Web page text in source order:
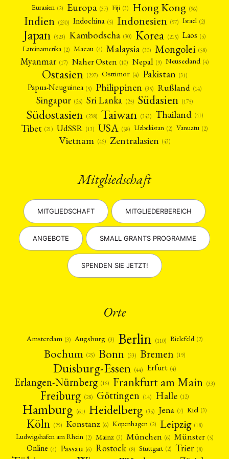
MITGLIEDERBEREICH KONTAKT SPENDEN SIE JETZT!
ENGLISH
Eurasien (2) Europa (37) Fiji (3) Hong Kong (96)
Indien (230) Indochina (5) Indonesien (97) Israel (2)
Japan (523) Kambodscha (30) Korea (215) Laos (5)
Lateinamerika (2) Macau (4) Malaysia (30) Mongolei (58)
Myanmar (17) Naher Osten (10) Nepal (9) Neuseeland (4)
Ostasien (297) Osttimor (4) Pakistan (31)
Papua-Neuguinea (5) Philippinen (35) Rußland (14)
Singapur (25) Sri Lanka (25) Südasien (175)
Südostasien (238) Taiwan (343) Thailand (41)
Tibet (21) UdSSR (13) USA (58) Uzbekistan (2) Vanuatu (2)
Vietnam (46) Zentralasien (43)
Mitgliedschaft
MITGLIEDSCHAFT MITGLIEDERBEREICH
ANGEBOTE SMALL GRANTS PROGRAMME
SPENDEN SIE JETZT!
Orte
Amsterdam (3) Augsburg (3) Berlin (110) Bielefeld (2)
Bochum (25) Bonn (33) Bremen (19)
Duisburg-Essen (44) Erfurt (4)
Erlangen-Nürnberg (16) Frankfurt am Main (33)
Freiburg (28) Göttingen (14) Halle (12)
Hamburg (61) Heidelberg (35) Jena (7) Kiel (3)
Köln (29) Konstanz (6) Kopenhagen (2) Leipzig (18)
Ludwigshafen am Rhein (2) Mainz (3) München (6) Münster (5)
Online (4) Passau (6) Rostock (8) Stuttgart (2) Trier (8)